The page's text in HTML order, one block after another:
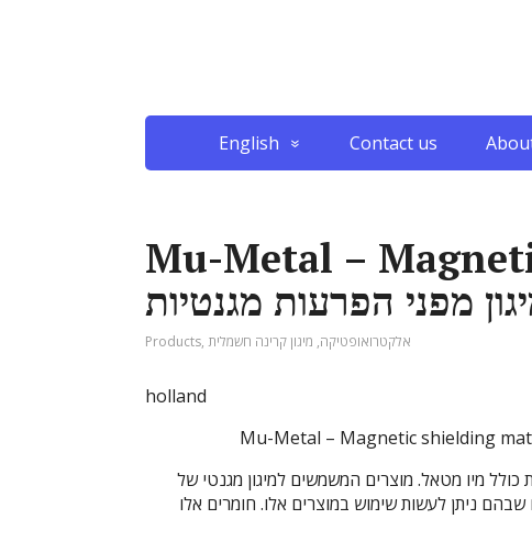
English Contact us
Mu-Metal –
מפני הפרעות מגנטיות
Products, אלקטרואופטיקה, מיגון קרינה חשמלית
holland
מיו מטאל. מוצרים המשמשים למיגון מגנטי של
ניתן לעשות שימוש במוצרים אלו. חומרים אלו